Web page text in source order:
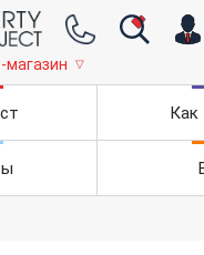
магазин ▽
Как